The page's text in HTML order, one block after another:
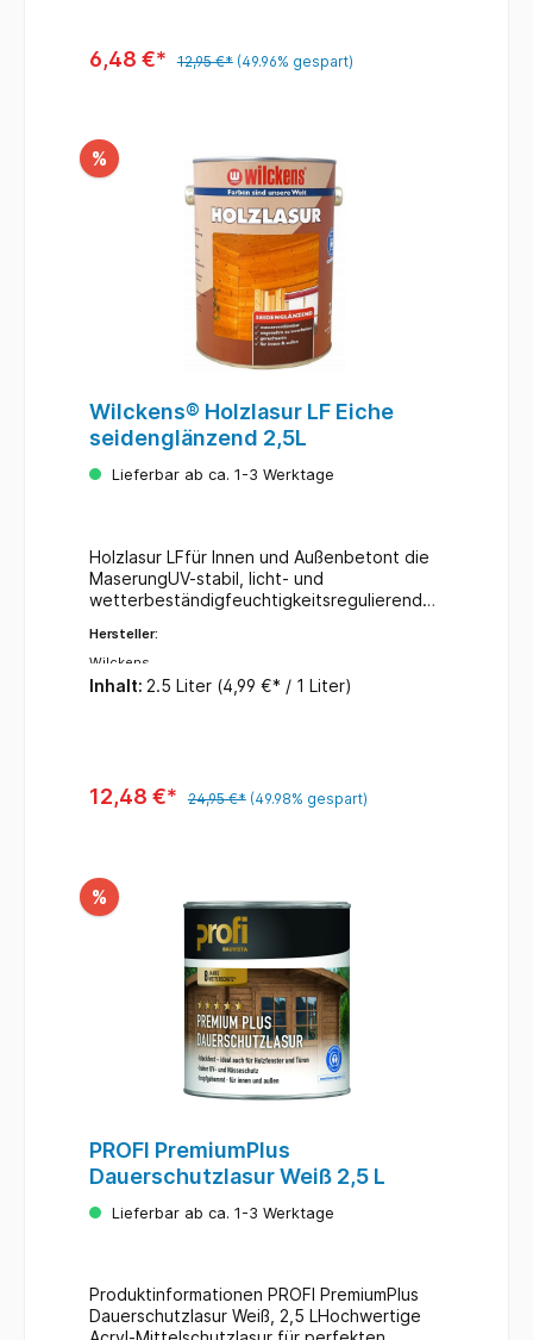
6,48 €* 12,95 €* (49.96% gespart)
%
Wilckens® Holzlasur LF Eiche
seidenglänzend 2,5L
Lieferbar ab ca. 1-3 Werktage
Holzlasur LFfür Innen und Außenbetont die
MaserungUV-stabil, licht- und
wetterbeständigfeuchtigkeitsregulierendde
Abblättern des AnstrichesFarbe:
eicheInhalt: 2,5 Liter
Hersteller:
Wilckens
Inhalt: 2.5 Liter (4,99 €* / 1 Liter)
12,48 €* 24,95 €* (49.98% gespart)
%
PROFI PremiumPlus
Dauerschutzlasur Weiß 2,5 L
Lieferbar ab ca. 1-3 Werktage
Produktinformationen PROFI PremiumPlus
Dauerschutzlasur Weiß, 2,5 LHochwertige